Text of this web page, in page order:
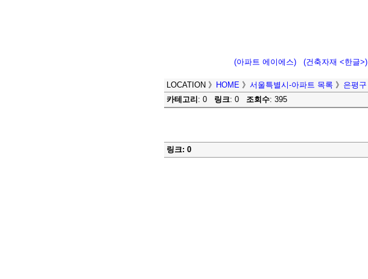
(아파트 에이에스) (건축자재 <한글>)
LOCATION 》 HOME 》 서울특별시-아파트 목록 》 은평구
카테고리 : 0 링크: 0 조회수: 395
링크: 0